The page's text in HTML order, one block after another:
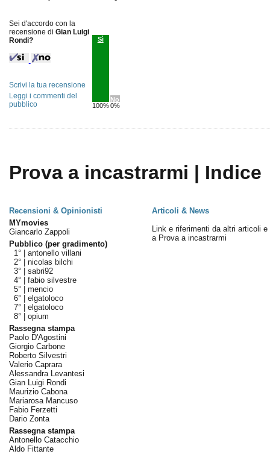
Sei d'accordo con la
recensione di Gian Luigi
Rondi?
Sì
100%
No
0%
Scrivi la tua recensione
Leggi i commenti del
pubblico
Prova a incastrarmi | Indice
Recensioni & Opinionisti
Articoli & News
MYmovies
Giancarlo Zappoli
Pubblico (per gradimento)
1° | antonello villani
2° | nicolas bilchi
3° | sabri92
4° | fabio silvestre
5° | mencio
6° | elgatoloco
7° | elgatoloco
8° | opium
Rassegna stampa
Paolo D'Agostini
Giorgio Carbone
Roberto Silvestri
Valerio Caprara
Alessandra Levantesi
Gian Luigi Rondi
Maurizio Cabona
Mariarosa Mancuso
Fabio Ferzetti
Dario Zonta
Rassegna stampa
Antonello Catacchio
Aldo Fittante
Link e riferimenti da altri articoli e
a Prova a incastrarmi